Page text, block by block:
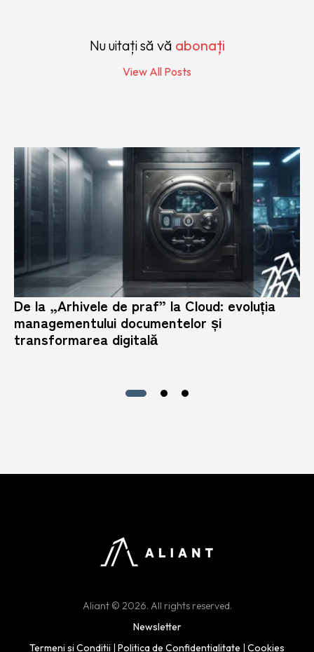
Nu uitați să vă abonați
View All Posts
De la „Arhivele de praf” la Cloud: evoluția
managementului documentelor și
transformarea digitală
Aliant © 2026. All rights reserved.
Newsletter
Termeni si Conditii | Politica de Confidentialitate | Cookies